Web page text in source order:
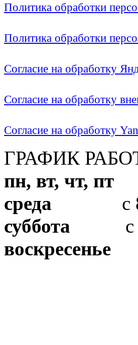
Политика обработки
Политика обработки
Согласие на обработку
Согласие на обработку
Согласие на обработку
ГРАФИК
пн, вт, чт, пт
среда с
суббота с
воскресенье